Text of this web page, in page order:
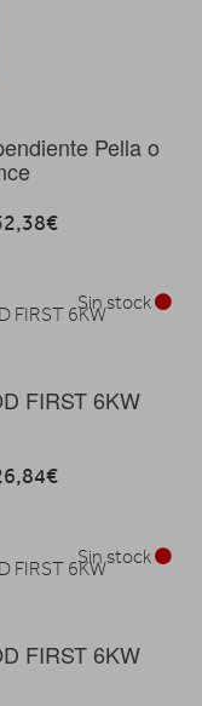
Pella o
FIRST 6KW
Sin stock
FIRST 6KW
Sin stock